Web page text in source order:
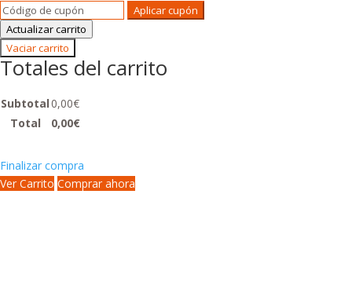
Aplicar cupón
Actualizar carrito
Vaciar carrito
Totales del carrito
Subtotal0,00€
Total
0,00€
Finalizar compra
Ver Carrito Comprar ahora